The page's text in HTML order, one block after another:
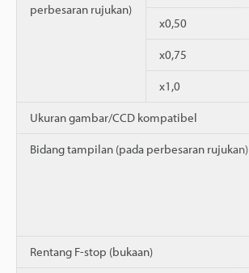
perbesaran rujukan)
x0,50
x0,75
x1,0
Ukuran gambar/CCD kompatibel
Bidang tampilan (pada perbesaran rujukan)
Rentang F-stop (bukaan)